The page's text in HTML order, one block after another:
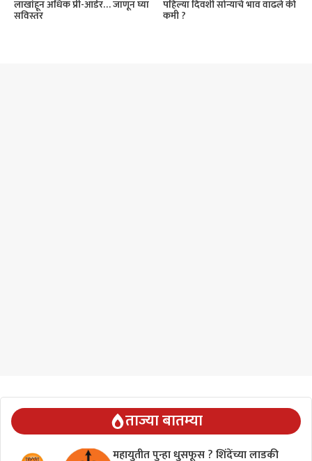
लाखांहून अधिक प्री-ऑर्डर… जाणून घ्या
सविस्तर
पहिल्या दिवशी सोन्याचे भाव वाढले की
कमी ?
ताज्या बातम्या
महायुतीत पुन्हा धुसफूस ? शिंदेंच्या लाडकी